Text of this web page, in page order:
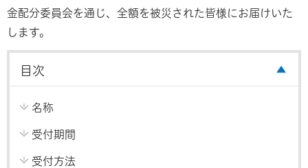
金配分委員会を通じ、全額を被災された皆様にお届けいた
します。
目次
名称
受付期間
受付方法